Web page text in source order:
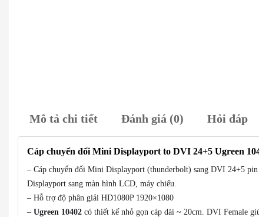
Mô tả chi tiết Đánh giá (0) Hỏi đáp
Cáp chuyển đổi Mini Displayport to DVI 24+5 Ugreen
– Cáp chuyển đổi Mini Displayport (thunderbolt) sang DVI 24+5
Displayport sang màn hình LCD, máy chiếu.
– Hỗ trợ độ phân giải HD1080P 1920×1080
– Ugreen 10402 có thiết kế nhỏ gọn cáp dài ~ 20cm. DVI Female